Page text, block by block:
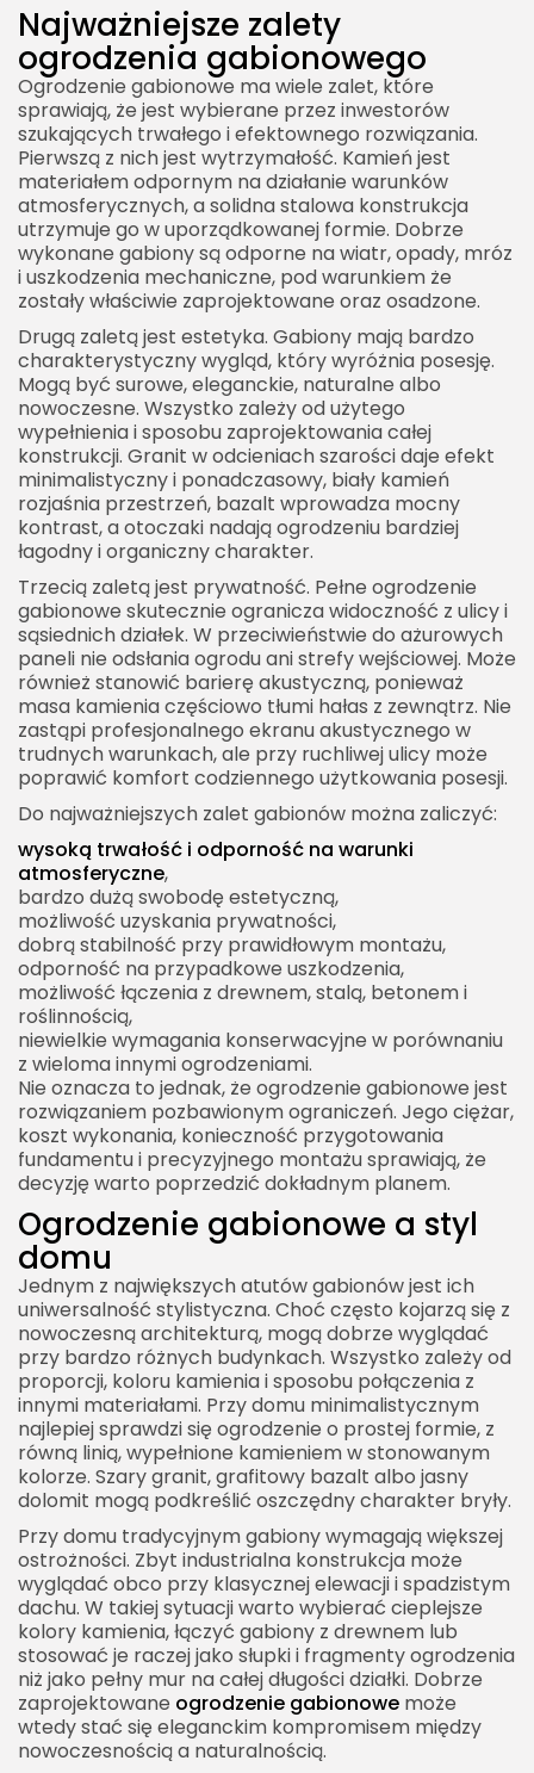
Najważniejsze zalety
ogrodzenia gabionowego
Ogrodzenie gabionowe ma wiele zalet, które
sprawiają, że jest wybierane przez inwestorów
szukających trwałego i efektownego rozwiązania.
Pierwszą z nich jest wytrzymałość. Kamień jest
materiałem odpornym na działanie warunków
atmosferycznych, a solidna stalowa konstrukcja
utrzymuje go w uporządkowanej formie. Dobrze
wykonane gabiony są odporne na wiatr, opady, mróz
i uszkodzenia mechaniczne, pod warunkiem że
zostały właściwie zaprojektowane oraz osadzone.
Drugą zaletą jest estetyka. Gabiony mają bardzo
charakterystyczny wygląd, który wyróżnia posesję.
Mogą być surowe, eleganckie, naturalne albo
nowoczesne. Wszystko zależy od użytego
wypełnienia i sposobu zaprojektowania całej
konstrukcji. Granit w odcieniach szarości daje efekt
minimalistyczny i ponadczasowy, biały kamień
rozjaśnia przestrzeń, bazalt wprowadza mocny
kontrast, a otoczaki nadają ogrodzeniu bardziej
łagodny i organiczny charakter.
Trzecią zaletą jest prywatność. Pełne ogrodzenie
gabionowe skutecznie ogranicza widoczność z ulicy i
sąsiednich działek. W przeciwieństwie do ażurowych
paneli nie odsłania ogrodu ani strefy wejściowej. Może
również stanowić barierę akustyczną, ponieważ
masa kamienia częściowo tłumi hałas z zewnątrz. Nie
zastąpi profesjonalnego ekranu akustycznego w
trudnych warunkach, ale przy ruchliwej ulicy może
poprawić komfort codziennego użytkowania posesji.
Do najważniejszych zalet gabionów można zaliczyć:
wysoką trwałość i odporność na warunki
atmosferyczne,
bardzo dużą swobodę estetyczną,
możliwość uzyskania prywatności,
dobrą stabilność przy prawidłowym montażu,
odporność na przypadkowe uszkodzenia,
możliwość łączenia z drewnem, stalą, betonem i
roślinnością,
niewielkie wymagania konserwacyjne w porównaniu
z wieloma innymi ogrodzeniami.
Nie oznacza to jednak, że ogrodzenie gabionowe jest
rozwiązaniem pozbawionym ograniczeń. Jego ciężar,
koszt wykonania, konieczność przygotowania
fundamentu i precyzyjnego montażu sprawiają, że
decyzję warto poprzedzić dokładnym planem.
Ogrodzenie gabionowe a styl
domu
Jednym z największych atutów gabionów jest ich
uniwersalność stylistyczna. Choć często kojarzą się z
nowoczesną architekturą, mogą dobrze wyglądać
przy bardzo różnych budynkach. Wszystko zależy od
proporcji, koloru kamienia i sposobu połączenia z
innymi materiałami. Przy domu minimalistycznym
najlepiej sprawdzi się ogrodzenie o prostej formie, z
równą linią, wypełnione kamieniem w stonowanym
kolorze. Szary granit, grafitowy bazalt albo jasny
dolomit mogą podkreślić oszczędny charakter bryły.
Przy domu tradycyjnym gabiony wymagają większej
ostrożności. Zbyt industrialna konstrukcja może
wyglądać obco przy klasycznej elewacji i spadzistym
dachu. W takiej sytuacji warto wybierać cieplejsze
kolory kamienia, łączyć gabiony z drewnem lub
stosować je raczej jako słupki i fragmenty ogrodzenia
niż jako pełny mur na całej długości działki. Dobrze
zaprojektowane ogrodzenie gabionowe może
wtedy stać się eleganckim kompromisem między
nowoczesnością a naturalnością.